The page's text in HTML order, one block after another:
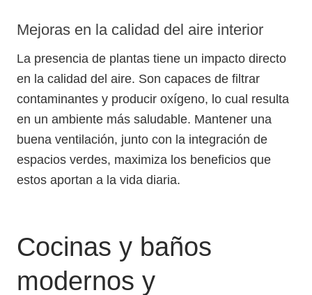
Mejoras en la calidad del aire interior
La presencia de plantas tiene un impacto directo
en la calidad del aire. Son capaces de filtrar
contaminantes y producir oxígeno, lo cual resulta
en un ambiente más saludable. Mantener una
buena ventilación, junto con la integración de
espacios verdes, maximiza los beneficios que
estos aportan a la vida diaria.
Cocinas y baños
modernos y